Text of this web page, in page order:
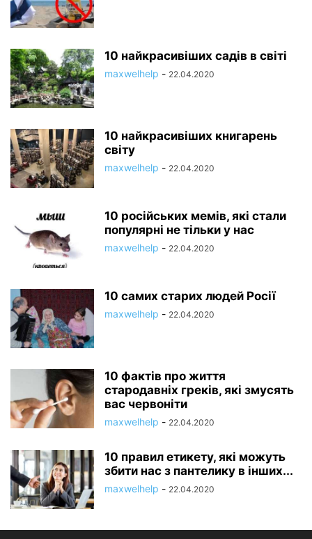
10 найкрасивіших садів в світі
maxwelhelp - 22.04.2020
10 найкрасивіших книгарень
світу
maxwelhelp - 22.04.2020
10 російських мемів, які стали
популярні не тільки у нас
maxwelhelp - 22.04.2020
10 самих старих людей Росії
maxwelhelp - 22.04.2020
10 фактів про життя
стародавніх греків, які змусять
вас червоніти
maxwelhelp - 22.04.2020
10 правил етикету, які можуть
збити нас з пантелику в інших...
maxwelhelp - 22.04.2020